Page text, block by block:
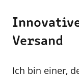
Versand
Ich bin einer,